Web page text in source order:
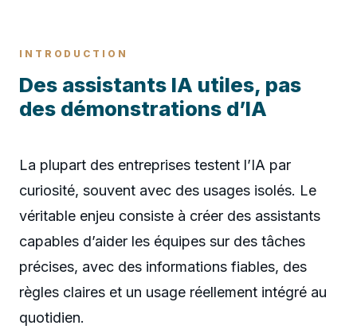
INTRODUCTION
Des assistants IA utiles, pas
des démonstrations d’IA
La plupart des entreprises testent l’IA par
curiosité, souvent avec des usages isolés. Le
véritable enjeu consiste à créer des assistants
capables d’aider les équipes sur des tâches
précises, avec des informations fiables, des
règles claires et un usage réellement intégré au
quotidien.